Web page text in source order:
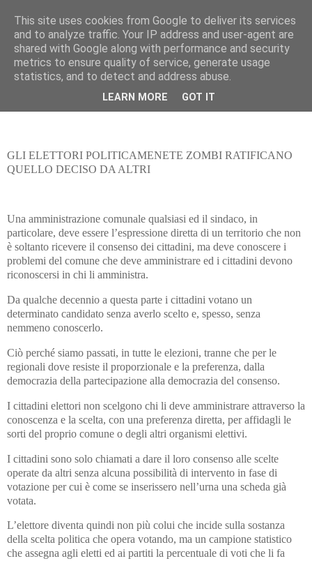
Pippo Bufardeci
La politica a Siracusa e dintorni
domenica 6 giugno 2021
GLI ELETTORI POLITICAMENETE ZOMBI RATIFICANO
QUELLO DECISO DA ALTRI
Una amministrazione comunale qualsiasi ed il sindaco, in
particolare, deve essere l’espressione diretta di un territorio che non
è soltanto ricevere il consenso dei cittadini, ma deve conoscere i
problemi del comune che deve amministrare ed i cittadini devono
riconoscersi in chi li amministra.
Da qualche decennio a questa parte i cittadini votano un
determinato candidato senza averlo scelto e, spesso, senza
nemmeno conoscerlo.
Ciò perché siamo passati, in tutte le elezioni, tranne che per le
regionali dove resiste il proporzionale e la preferenza, dalla
democrazia della partecipazione alla democrazia del consenso.
I cittadini elettori non scelgono chi li deve amministrare attraverso la
conoscenza e la scelta, con una preferenza diretta, per affidagli le
sorti del proprio comune o degli altri organismi elettivi.
I cittadini sono solo chiamati a dare il loro consenso alle scelte
operate da altri senza alcuna possibilità di intervento in fase di
votazione per cui è come se inserissero nell’urna una scheda già
votata.
L’elettore diventa quindi non più colui che incide sulla sostanza
della scelta politica che opera votando, ma un campione statistico
che assegna agli eletti ed ai partiti la percentuale di voti che li fa
This site uses cookies from Google to deliver its services
and to analyze traffic. Your IP address and user-agent are
shared with Google along with performance and security
metrics to ensure quality of service, generate usage
statistics, and to detect and address abuse.
LEARN MORE GOT IT